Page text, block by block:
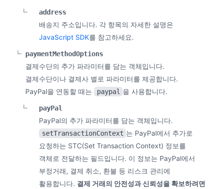
address
배송지 주소입니다. 각 항목의 자세한 설명은
JavaScript SDK를 참고하세요.
paymentMethodOptions
결제수단의 추가 파라미터를 담는 객체입니다.
결제수단이나 결제사 별로 파라미터를 제공합니다.
PayPal을 연동할 때는
paypal 을 사용합니다.
payPal
PayPal의 추가 파라미터를 담는 객체입니다.
setTransactionContext 는 PayPal에서 추가로
요청하는 STC(Set Transaction Context) 정보를
객체로 전달하는 필드입니다. 이 정보는 PayPal에서
부정거래, 결제 취소, 환불 등 리스크 관리에
활용합니다. 결제 거래의 안전성과 신뢰성을 확보하려면